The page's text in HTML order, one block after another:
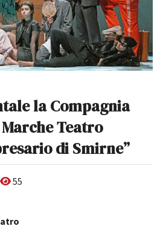
la Compagnia
Teatro
di Smirne”
55